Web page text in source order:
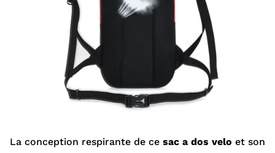
La conception respirante de ce sac a dos velo et son